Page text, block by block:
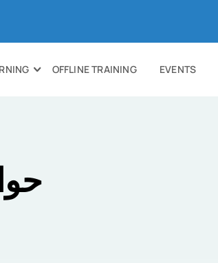
OFFLINE TRAINING EVENTS